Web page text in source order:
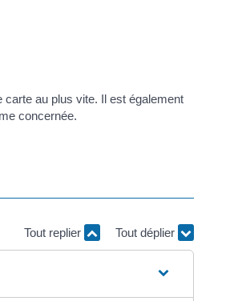
carte au plus vite. Il est également
concernée.
Tout replier Tout déplier